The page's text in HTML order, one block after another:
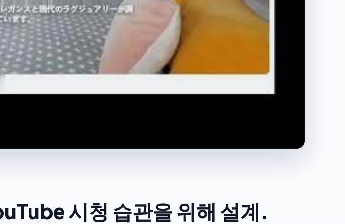
시청 습관을 위해 설계.